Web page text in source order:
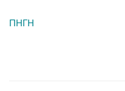
ΠΗΓΗ